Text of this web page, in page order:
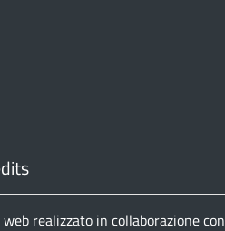
realizzato in collaborazione con